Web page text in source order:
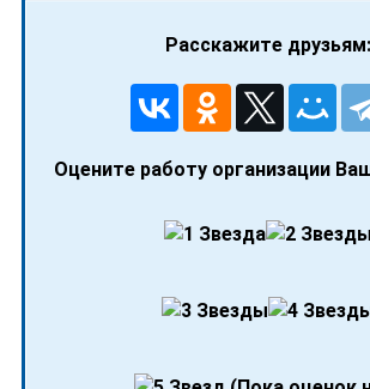
Расскажите друзьям:
Оцените работу организации